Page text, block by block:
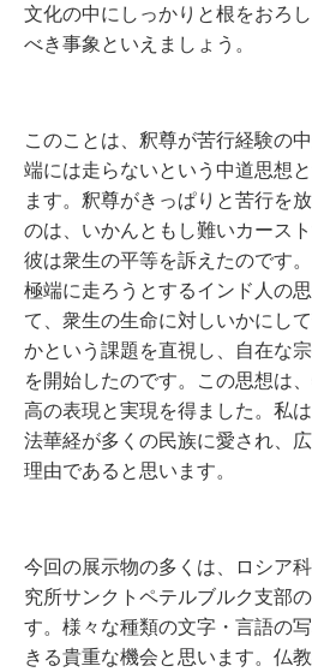
文化の中にしっかりと根をおろ
べき事象といえましょう。
このことは、釈尊が苦行経験の
端には走らないという中道思想
ます。釈尊がきっぱりと苦行を
のは、いかんともし難いカース
彼は衆生の平等を訴えたのです
極端に走ろうとするインド人の
て、衆生の生命に対しいかにし
かという課題を直視し、自在な
を開始したのです。この思想は
高の表現と実現を得ました。私
法華経が多くの民族に愛され、
理由であると思います。
今回の展示物の多くは、ロシア
究所サンクトペテルブルク支部
す。様々な種類の文字・言語の
きる貴重な機会と思います。仏